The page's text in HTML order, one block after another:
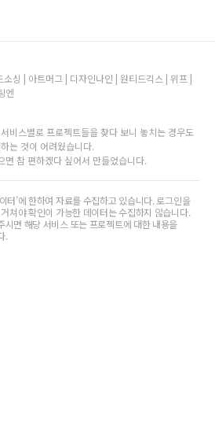
싱 | 아트머그 | 디자인나인 | 원티드긱스 | 위프 |
엔
비스별로 프로젝트들을 찾다 보니 놓치는 경우도
는 것이 어려웠습니다.
면 참 편하겠다 싶어서 만들었습니다.
터’에 한하여 자료를 수집하고 있습니다. 로그인을
쳐야 확인이 가능한 데이터는 수집하지 않습니다.
시면 해당 서비스 또는 프로젝트에 대한 내용을
.